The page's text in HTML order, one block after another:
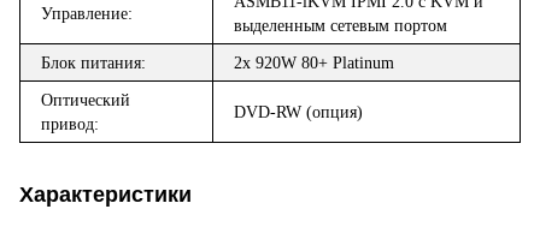
Управление:
выделеннымсетевым портом
Блок питания: 2x 920W 80+ Platinum
Оптический
привод:
DVD-RW (опция)
Характеристики